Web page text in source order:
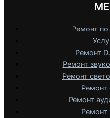
Ремонт
Ремонт
Ремонт
Ремонт
Ремонт
Ремонт
Ремонт